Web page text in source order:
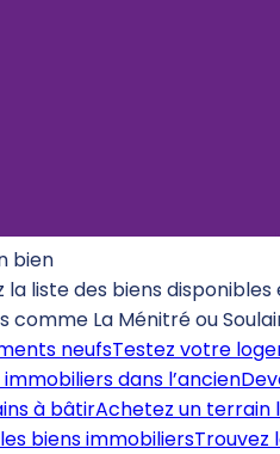
bien
la liste des biens
comme La Ménitré ou
neufsTestez votre
immobiliers dans l’ancien
à bâtirAchetez un terrain
biens immobiliersTrouvez